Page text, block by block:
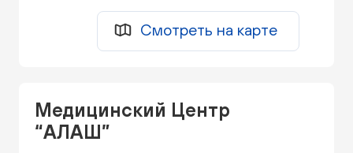
Смотреть на карте
Медицинский Центр
“АЛАШ”